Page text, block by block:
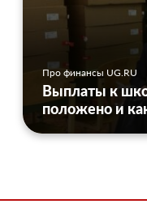
Про финансы UG.RU
Выплаты к
положено и